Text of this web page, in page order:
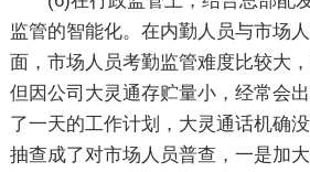
监管的智能化。在内勤人员与市场
面，市场人员考勤监管难度比较大
但因公司大灵通存贮量小，经常会
了一天的工作计划，大灵通话机确
抽查成了对市场人员普查，一是加